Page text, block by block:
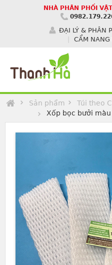
NHÀ PHÂN PHỐI
ĐẠI LÝ & PHÂN
CẨM NANG
Sản phẩm Túi theo
Xốp bọc bưởi